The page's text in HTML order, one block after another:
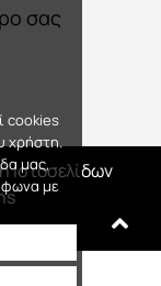
σας
Ιστοσελίδων
cookies
χρήστη.
μας,
με